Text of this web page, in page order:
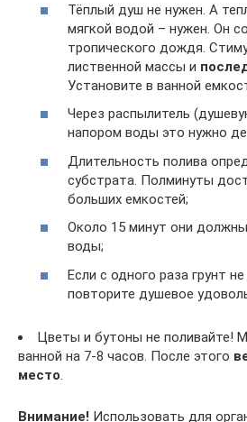
Тёплый душ не нужен. А
мягкой водой – нужен. Он
тропического дождя.
лиственной массы и
Установите в ванной
Через распылитель
напором воды это нужно
Длительность полива
субстрата. Полминуты
больших емкостей;
Около 15 минут они
воды;
Если с одного раза грунт
повторите душевое
Цветы и бутоны не поливайте!
ванной на 7-8 часов. После этого
место.
Внимание! Использовать для